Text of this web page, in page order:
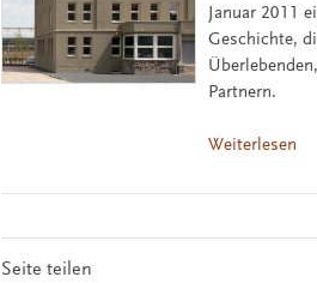
Januar 2011
Geschichte,
Partnern.
Weiterlesen
Seite teilen